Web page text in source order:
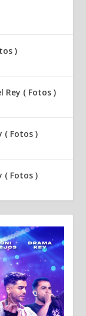
)
Rey ( Fotos )
( Fotos )
( Fotos )